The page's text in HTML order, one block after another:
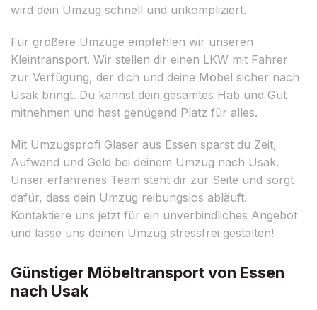
wird dein Umzug schnell und unkompliziert.
Für größere Umzüge empfehlen wir unseren
Kleintransport. Wir stellen dir einen LKW mit Fahrer
zur Verfügung, der dich und deine Möbel sicher nach
Usak bringt. Du kannst dein gesamtes Hab und Gut
mitnehmen und hast genügend Platz für alles.
Mit Umzugsprofi Glaser aus Essen sparst du Zeit,
Aufwand und Geld bei deinem Umzug nach Usak.
Unser erfahrenes Team steht dir zur Seite und sorgt
dafür, dass dein Umzug reibungslos abläuft.
Kontaktiere uns jetzt für ein unverbindliches Angebot
und lasse uns deinen Umzug stressfrei gestalten!
Günstiger Möbeltransport von Essen
nach Usak